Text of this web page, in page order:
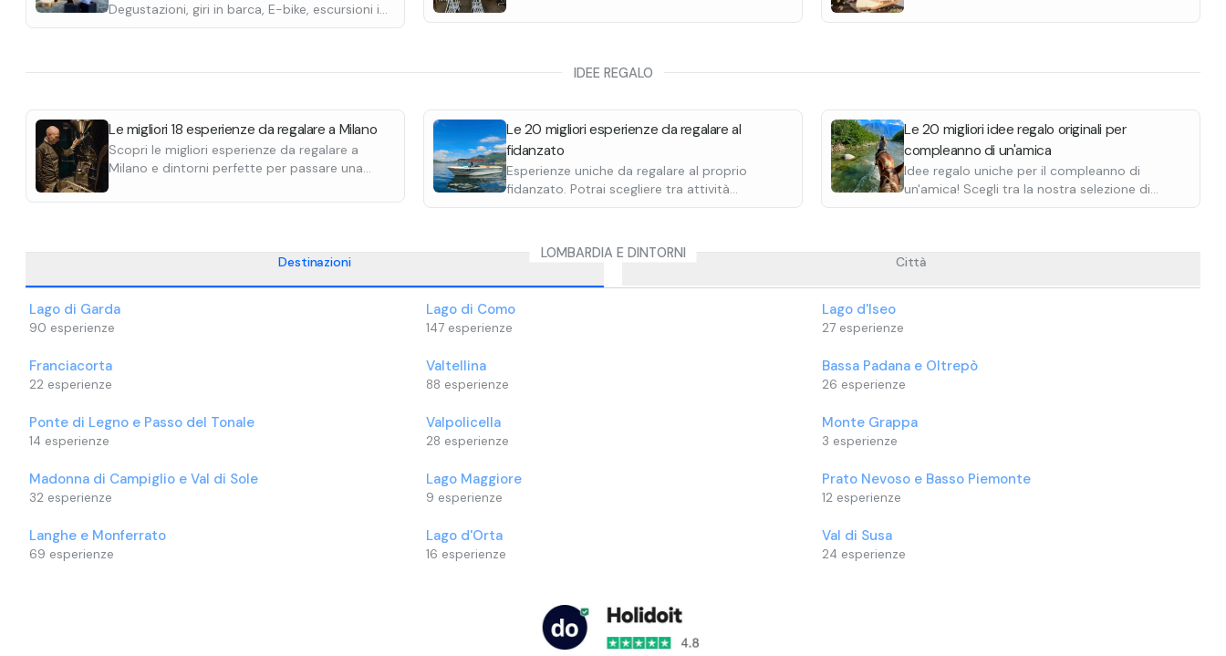
Degustazioni, giri in barca, E-bike, escursioni in
quad, passeggiate a cavallo e molte altre.
e pratiche adatte a tutti.
italiana, perfetti anche per principianti.
IDEE REGALO
Le migliori 18 esperienze da regalare a Milano
Scopri le migliori esperienze da regalare a
Milano e dintorni perfette per passare una
Le 20 migliori esperienze da regalare al
fidanzato
Esperienze uniche da regalare al proprio
fidanzato. Potrai scegliere tra attività
rilassanti come una degustazione o attività
motoslitta.
Le 20 migliori idee regalo originali per
compleanno di un'amica
Idee regalo uniche per il compleanno di
un'amica! Scegli tra la nostra selezione di
esperienze per fare un regalo indimenticabile.
LOMBARDIA E DINTORNI
Destinazioni Città
Lago di Garda
90 esperienze
Lago di Como
147 esperienze
Lago d'Iseo
27 esperienze
Franciacorta
22 esperienze
Valtellina
88 esperienze
Bassa Padana e Oltrepò
26 esperienze
Ponte di Legno e Passo del Tonale
14 esperienze
Valpolicella
28 esperienze
Monte Grappa
3 esperienze
Madonna di Campiglio e Val di Sole
32 esperienze
Lago Maggiore
9 esperienze
Prato Nevoso e Basso Piemonte
12 esperienze
Langhe e Monferrato
69 esperienze
Lago d'Orta
16 esperienze
Val di Susa
24 esperienze